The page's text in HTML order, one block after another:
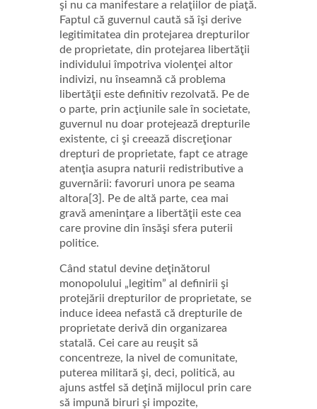
şi nu ca manifestare a relaţiilor de piaţă.
Faptul că guvernul caută să îşi derive
legitimitatea din protejarea drepturilor
de proprietate, din protejarea libertăţii
individului împotriva violenţei altor
indivizi, nu înseamnă că problema
libertăţii este definitiv rezolvată. Pe de
o parte, prin acţiunile sale în societate,
guvernul nu doar protejează drepturile
existente, ci şi creează discreţionar
drepturi de proprietate, fapt ce atrage
atenţia asupra naturii redistributive a
guvernării: favoruri unora pe seama
altora[3]. Pe de altă parte, cea mai
gravă ameninţare a libertăţii este cea
care provine din însăşi sfera puterii
politice.
Când statul devine deţinătorul
monopolului „legitim” al definirii şi
protejării drepturilor de proprietate, se
induce ideea nefastă că drepturile de
proprietate derivă din organizarea
statală. Cei care au reuşit să
concentreze, la nivel de comunitate,
puterea militară şi, deci, politică, au
ajuns astfel să deţină mijlocul prin care
să impună biruri şi impozite,